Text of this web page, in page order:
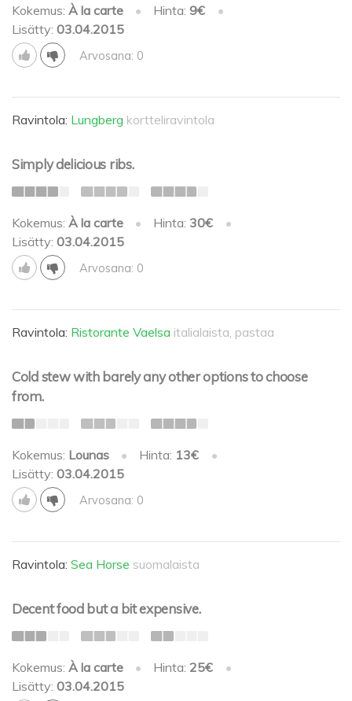
Kokemus: À la carte • Hinta:9€
•
Lisätty: 03.04.2015
Arvosana: 0
Ravintola: Lungberg kortteliravintola
Simply delicious ribs.
Kokemus: À la carte • Hinta: 30€
•
Lisätty: 03.04.2015
Arvosana: 0
Ravintola: Ristorante Vaelsa italialaista, pastaa
Cold stew with barely any other options to choose
from.
Kokemus: Lounas • Hinta: 13€
•
Lisätty: 03.04.2015
Arvosana: 0
Ravintola: Sea Horse suomalaista
Decent food but a bit expensive.
Kokemus: À la carte • Hinta: 25€
•
Lisätty: 03.04.2015